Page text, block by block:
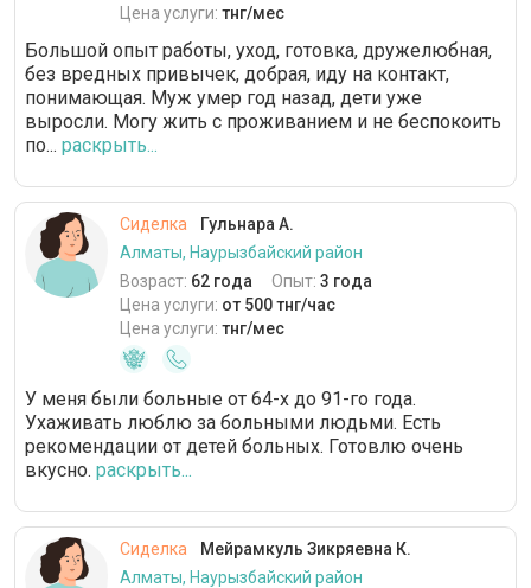
Цена услуги: тнг/мес
Большой опыт работы, уход, готовка, дружелюбная,
без вредных привычек, добрая, иду на контакт,
понимающая. Муж умер год назад, дети уже
выросли. Могу жить с проживанием и не беспокоить
по... раскрыть...
Сиделка
Гульнара А.
Алматы, Наурызбайский район
Возраст: 62 года Опыт: 3 года
Цена услуги: от 500 тнг/час
Цена услуги: тнг/мес
У меня были больные от 64-х до 91-го года.
Ухаживать люблю за больными людьми. Есть
рекомендации от детей больных. Готовлю очень
вкусно. раскрыть...
Сиделка
Мейрамкуль Зикряевна К.
Алматы, Наурызбайский район